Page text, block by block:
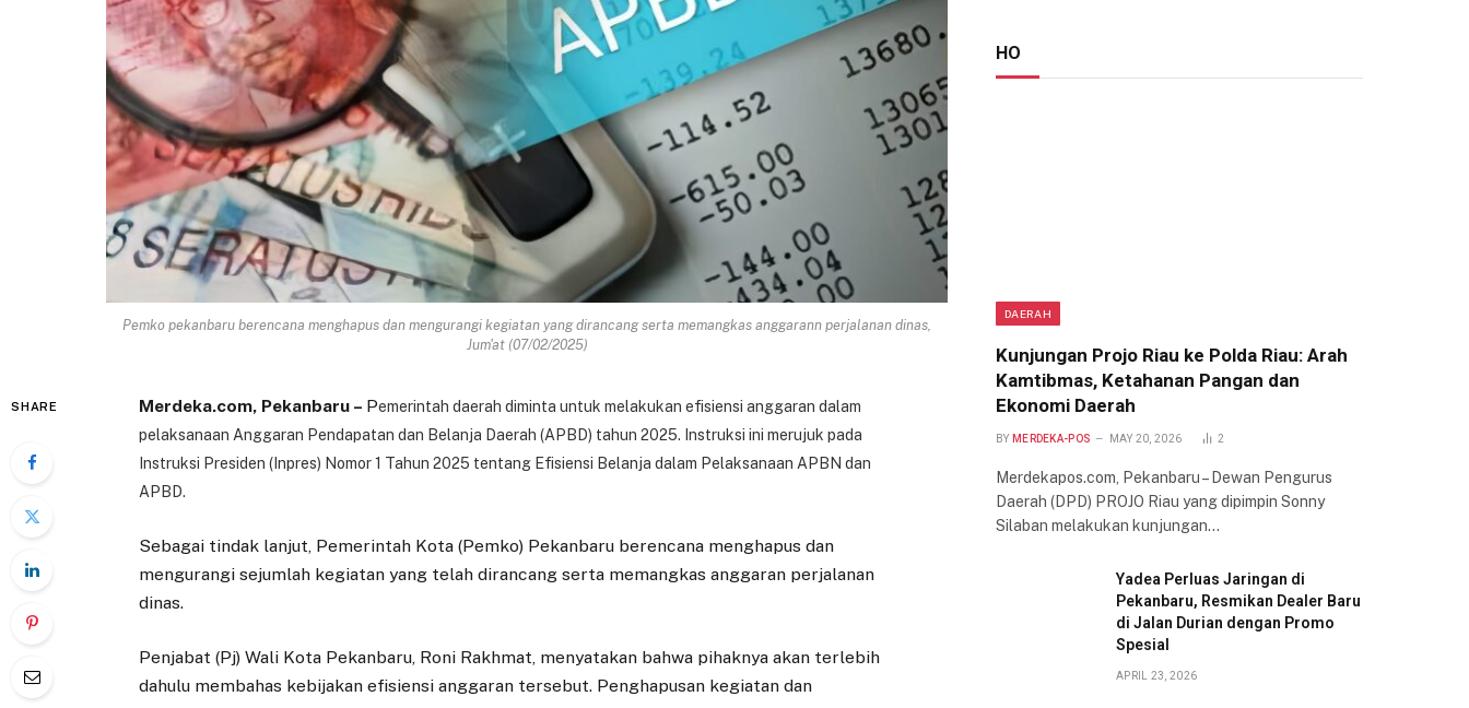
Pemko pekanbaru berencana menghapus dan mengurangi kegiatan yang dirancang serta memangkas anggarann perjalanan dinas,
Jum'at (07/02/2025)
SHARE Merdeka.com, Pekanbaru – Pemerintah daerah diminta untuk melakukan efisiensi anggaran dalam
pelaksanaan Anggaran Pendapatan dan Belanja Daerah (APBD) tahun 2025. Instruksi ini merujuk pada
Instruksi Presiden (Inpres) Nomor 1 Tahun 2025 tentang Efisiensi Belanja dalam Pelaksanaan APBN dan
APBD.
Sebagai tindak lanjut, Pemerintah Kota (Pemko) Pekanbaru berencana menghapus dan
mengurangi sejumlah kegiatan yang telah dirancang serta memangkas anggaran perjalanan
dinas.
Penjabat (Pj) Wali Kota Pekanbaru, Roni Rakhmat, menyatakan bahwa pihaknya akan terlebih
dahulu membahas kebijakan efisiensi anggaran tersebut. Penghapusan kegiatan dan
HO
DAERAH
Kunjungan Projo Riau ke Polda Riau: Arah
Kamtibmas, Ketahanan Pangan dan
Ekonomi Daerah
BY MERDEKA-POS MAY 20, 2026 2
Merdekapos.com, Pekanbaru – Dewan Pengurus
Daerah (DPD) PROJO Riau yang dipimpin Sonny
Silaban melakukan kunjungan…
Yadea Perluas Jaringan di
Pekanbaru, Resmikan Dealer Baru
di Jalan Durian dengan Promo
Spesial
APRIL 23, 2026